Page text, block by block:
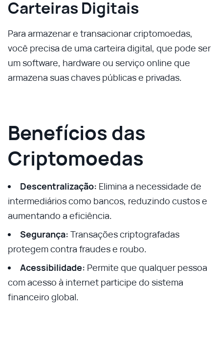
Carteiras Digitais
Para armazenar e transacionar criptomoedas,
você precisa de uma carteira digital, que pode ser
um software, hardware ou serviço online que
armazena suas chaves públicas e privadas.
Benefícios das
Criptomoedas
Descentralização: Elimina a necessidade de
intermediários como bancos, reduzindo custos e
aumentando a eficiência.
Segurança: Transações criptografadas
protegem contra fraudes e roubo.
Acessibilidade: Permite que qualquer pessoa
com acesso à internet participe do sistema
financeiro global.